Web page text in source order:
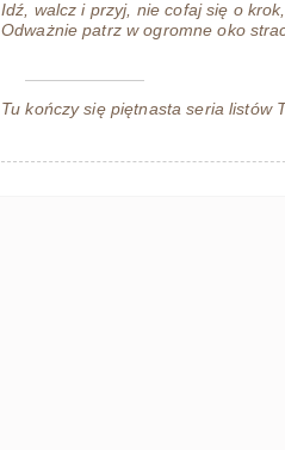
Idź, walcz i przyj, nie cofaj się o krok,
Odważnie patrz w ogromne oko
Tu kończy się piętnasta seria listów